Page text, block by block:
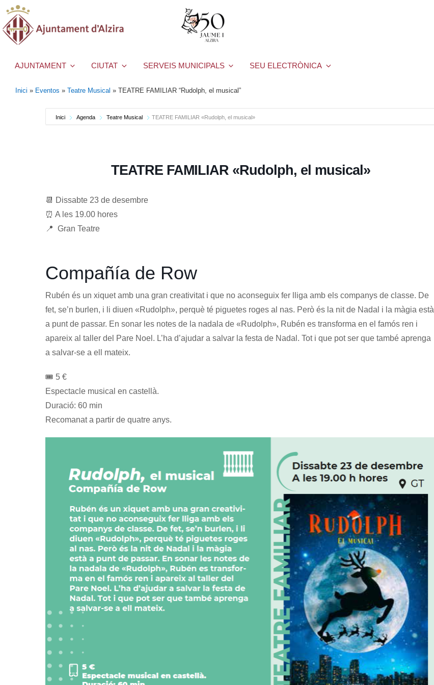
AJUNTAMENT CIUTAT SERVEIS MUNICIPALS SEU ELECTRÒNICA
Inici » Eventos » Teatre Musical » TEATRE FAMILIAR “Rudolph, el musical”
Inici Agenda Teatre Musical TEATRE FAMILIAR «Rudolph, el musical»
TEATRE FAMILIAR «Rudolph, el musical»
📆 Dissabte 23 de desembre
⏰ A les 19.00 hores
📍 Gran Teatre
Compañía de Row
Rubén és un xiquet amb una gran creativitat i que no aconseguix fer lliga amb els companys de classe. De
fet, se’n burlen, i li diuen «Rudolph», perquè té piguetes roges al nas. Però és la nit de Nadal i la màgia està
a punt de passar. En sonar les notes de la nadala de «Rudolph», Rubén es transforma en el famós ren i
apareix al taller del Pare Noel. L’ha d’ajudar a salvar la festa de Nadal. Tot i que pot ser que també aprenga
a salvar-se a ell mateix.
🎟️ 5 €
Espectacle musical en castellà.
Duració: 60 min
Recomanat a partir de quatre anys.